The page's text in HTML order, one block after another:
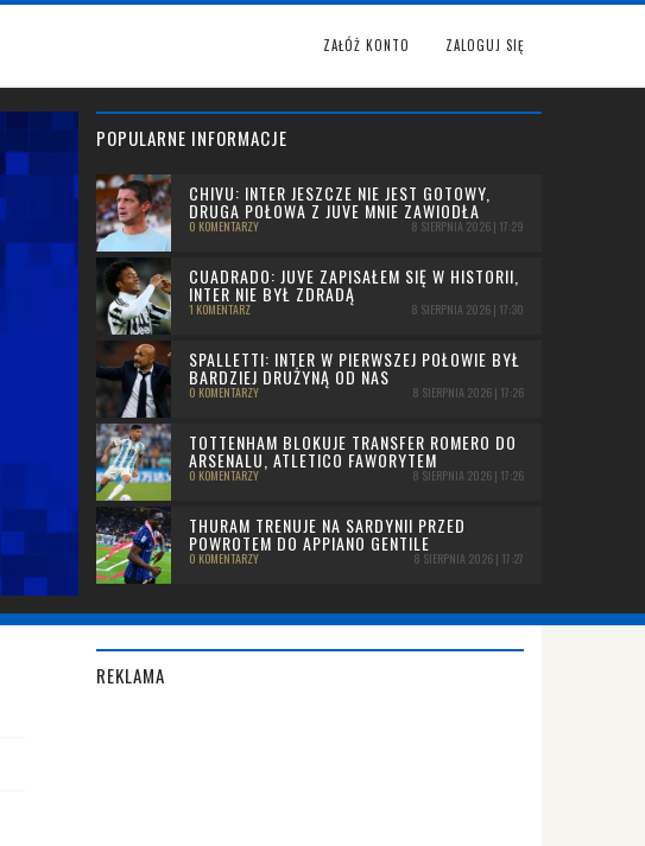
ZAŁÓŻ KONTO ZALOGUJ SIĘ
POPULARNE INFORMACJE
CHIVU: INTER JESZCZE NIE JEST GOTOWY,
DRUGA POŁOWA Z JUVE MNIE ZAWIODŁA
0 KOMENTARZY 8 SIERPNIA 2026 | 17:29
CUADRADO: JUVE ZAPISAŁEM SIĘ W HISTORII,
INTER NIE BYŁ ZDRADĄ
1 KOMENTARZ 8 SIERPNIA 2026 | 17:30
SPALLETTI: INTER W PIERWSZEJ POŁOWIE BYŁ
BARDZIEJ DRUŻYNĄ OD NAS
0 KOMENTARZY 8 SIERPNIA 2026 | 17:26
TOTTENHAM BLOKUJE TRANSFER ROMERO DO
ARSENALU, ATLETICO FAWORYTEM
0 KOMENTARZY 8 SIERPNIA 2026 | 17:26
THURAM TRENUJE NA SARDYNII PRZED
POWROTEM DO APPIANO GENTILE
0 KOMENTARZY 8 SIERPNIA 2026 | 17:27
REKLAMA